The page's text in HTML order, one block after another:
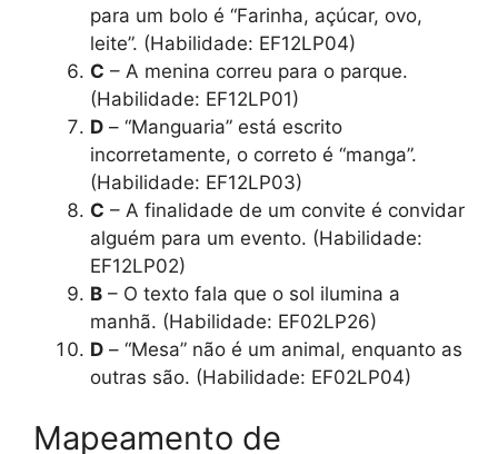
para um bolo é “Farinha, açúcar, ovo,
leite”. (Habilidade: EF12LP04)
C – A menina correu para o parque.
(Habilidade: EF12LP01)
D – “Manguaria” está escrito
incorretamente, o correto é “manga”.
(Habilidade: EF12LP03)
C – A finalidade de um convite é convidar
alguém para um evento. (Habilidade:
EF12LP02)
B – O texto fala que o sol ilumina a
manhã. (Habilidade: EF02LP26)
D – “Mesa” não é um animal, enquanto as
outras são. (Habilidade: EF02LP04)
Mapeamento de